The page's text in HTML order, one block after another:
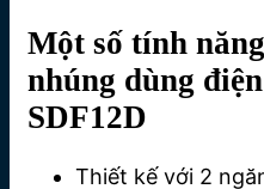
Một số tính
nhúng dùng
SDF12D
Thiết kế với 2